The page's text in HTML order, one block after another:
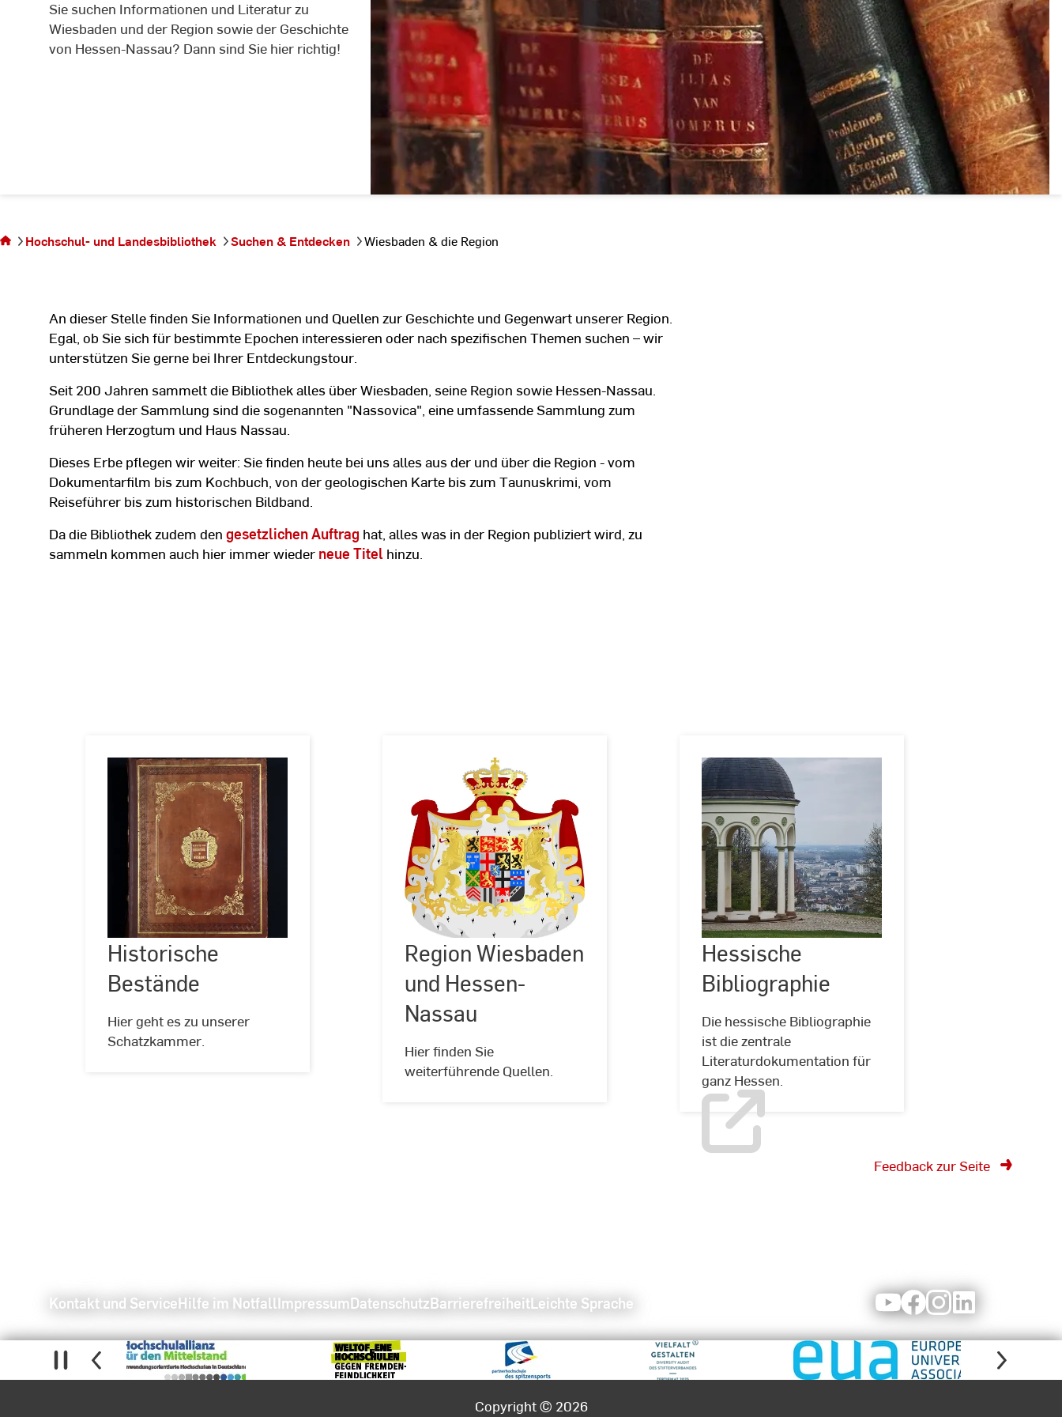
Sie suchen Informationen und Literatur zu
Wiesbaden und der Region sowie der Geschichte
von Hessen-Nassau? Dann sind Sie hier richtig!
der SeiteHochschul- und Landesbibliothek Suchen & Entdecken Wiesbaden & die Region
An dieser Stelle finden Sie Informationen und Quellen zur Geschichte und Gegenwart unserer Region.
Egal, ob Sie sich für bestimmte Epochen interessieren oder nach spezifischen Themen suchen – wir
unterstützen Sie gerne bei Ihrer Entdeckungstour.
Seit 200 Jahren sammelt die Bibliothek alles über Wiesbaden, seine Region sowie Hessen-Nassau.
Grundlage der Sammlung sind die sogenannten "Nassovica", eine umfassende Sammlung zum
früheren Herzogtum und Haus Nassau.
Dieses Erbe pflegen wir weiter: Sie finden heute bei uns alles aus der und über die Region - vom
Dokumentarfilm bis zum Kochbuch, von der geologischen Karte bis zum Taunuskrimi, vom
Reiseführer bis zum historischen Bildband.
Da die Bibliothek zudem den gesetzlichen Auftrag hat, alles was in der Region publiziert wird, zu
sammeln kommen auch hier immer wieder neue Titel hinzu.
©Hochschul-
und
Landesbibliothek
RheinMain
Historische
Bestände
Hier geht es zu unserer
Schatzkammer.
Historische
Bestände
©
Gemeinfrei,
https://commons.wikimedia.org/w/index.php?
curid=17225562
Region Wiesbaden
und Hessen-
Nassau
Hier finden Sie
weiterführende Quellen.
Region
Wiesbaden
und
Hessen-
©Blick
vom
Neroberg
auf
by
Dolcos
Sebastean
@
pexels
Hessische
Bibliographie
Die hessische Bibliographie
ist die zentrale
Literaturdokumentation für
ganz Hessen.
Hessische
Bibliographie
Feedback zur Seite
Kontakt und ServiceHilfe im NotfallImpressumDatenschutzBarrierefreiheitLeichte Sprache YoutubeFacebookInstagram
Copyright © 2026